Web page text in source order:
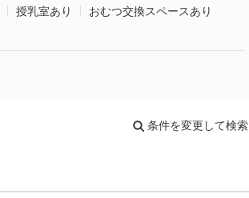
授乳室あり
おむつ交換スペースあり
条件を変更して検索